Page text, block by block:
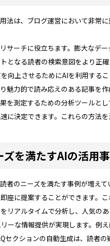
法は、ブログ運営において非常
サーチに役立ちます。膨大なデ
となる読者の検索意図をより正確
向上させるためにAIを利用する
魅力的で読み応えのある記事を
を測定するための分析ツールと
に決定できます。これらの方法
ズを満たすAIの活用
者のニーズを満たす事例が増え
座に提案することができます。
リアルタイムで分析し、人気の
ーな情報提供が実現します。例
セクションの自動生成は、読者